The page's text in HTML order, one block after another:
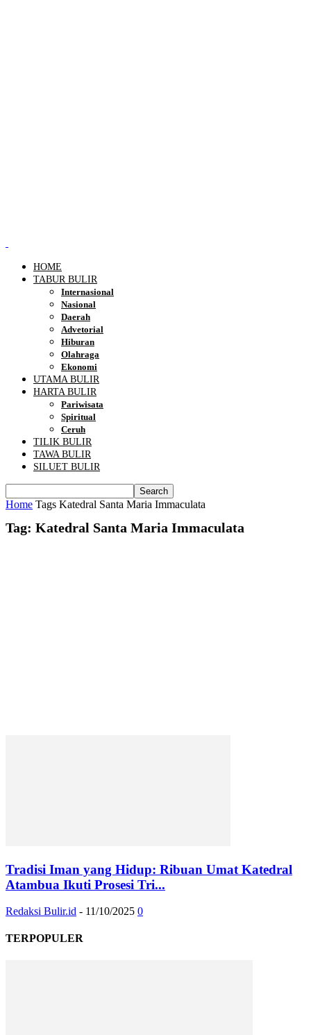
HOME
TABUR BULIR
Internasional
Nasional
Daerah
Advetorial
Hiburan
Olahraga
Ekonomi
UTAMA BULIR
HARTA BULIR
Pariwisata
Spiritual
Ceruh
TILIK BULIR
TAWA BULIR
SILUET BULIR
Home Tags Katedral Santa Maria Immaculata
Tag: Katedral Santa Maria Immaculata
Tradisi Iman yang Hidup: Ribuan Umat Katedral
Atambua Ikuti Prosesi Tri...
Redaksi Bulir.id - 11/10/2025 0
TERPOPULER